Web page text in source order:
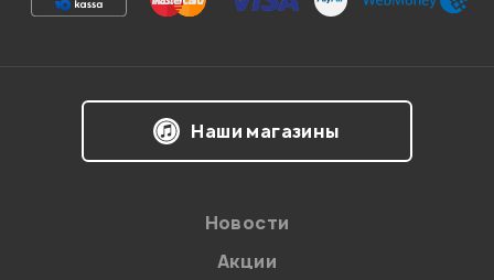
Наши магазины
Новости
Акции